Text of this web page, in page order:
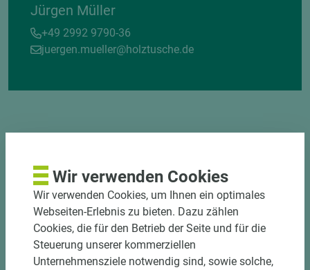
Jürgen Müller
+49 2992 9790-36
juergen.mueller@holztusche.de
MATERIALVERBUND
Wir verwenden Cookies
Wir verwenden Cookies, um Ihnen ein optimales
Webseiten-Erlebnis zu bieten. Dazu zählen
Cookies, die für den Betrieb der Seite und für die
Steuerung unserer kommerziellen
Unternehmensziele notwendig sind, sowie solche,